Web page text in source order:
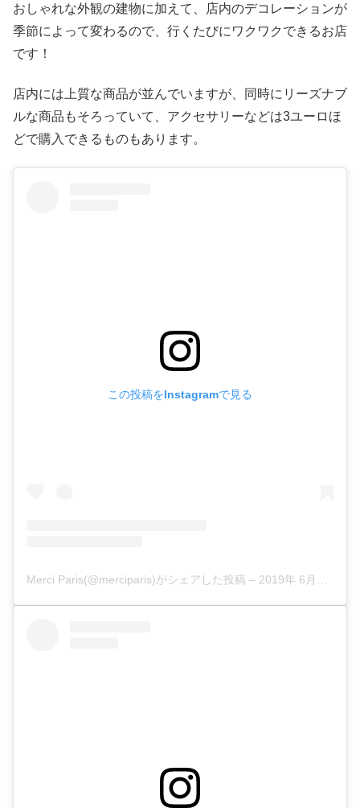
おしゃれな外観の建物に加えて、店内のデコレーションが
季節によって変わるので、行くたびにワクワクできるお店
です！
店内には上質な商品が並んでいますが、同時にリーズナブ
ルな商品もそろっていて、アクセサリーなどは3ユーロほ
どで購入できるものもあります。
この投稿をInstagramで見る
Merci Paris(@merciparis)がシェアした投稿 – 2019年 6月月3日午後11時16分PDT